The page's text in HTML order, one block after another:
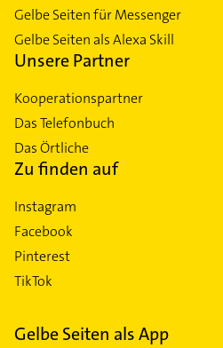
Gelbe Seiten für Messenger
Gelbe Seiten als Alexa Skill
Unsere Partner
Kooperationspartner
Das Telefonbuch
Das Örtliche
Zu finden auf
Instagram
Facebook
Pinterest
TikTok
Gelbe Seiten als App